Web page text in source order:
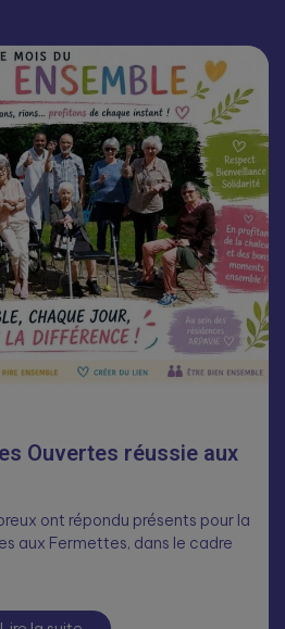
Ouvertes réussie aux
ont répondu présents pour la
aux Fermettes, dans le cadre